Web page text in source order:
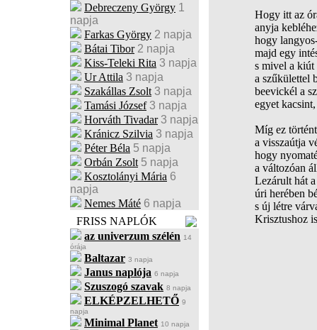
Debreczeny György 1
napja
Farkas György 2 napja
Bátai Tibor 2 napja
Kiss-Teleki Rita 3 napja
Ur Attila 3 napja
Szakállas Zsolt 3 napja
Tamási József 3 napja
Horváth Tivadar 3 napja
Kránicz Szilvia 3 napja
Péter Béla 5 napja
Orbán Zsolt 5 napja
Kosztolányi Mária 6
napja
Nemes Máté 6 napja
FRISS NAPLÓK
az univerzum szélén 14
órája
Baltazar 3 napja
Janus naplója 6 napja
Szuszogó szavak 8 napja
ELKÉPZELHETŐ 9
napja
Minimal Planet 10 napja
Hogy itt az
anyja
hogy
majd egy
s mivel a kiút
a szűkülettel
beevickél a
egyet
Míg ez
a visszaútja
hogy
a változóan
Lezárult hát
úri herében
s új létre
Krisztushoz